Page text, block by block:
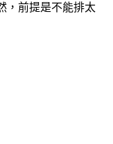
，前提是不能排太